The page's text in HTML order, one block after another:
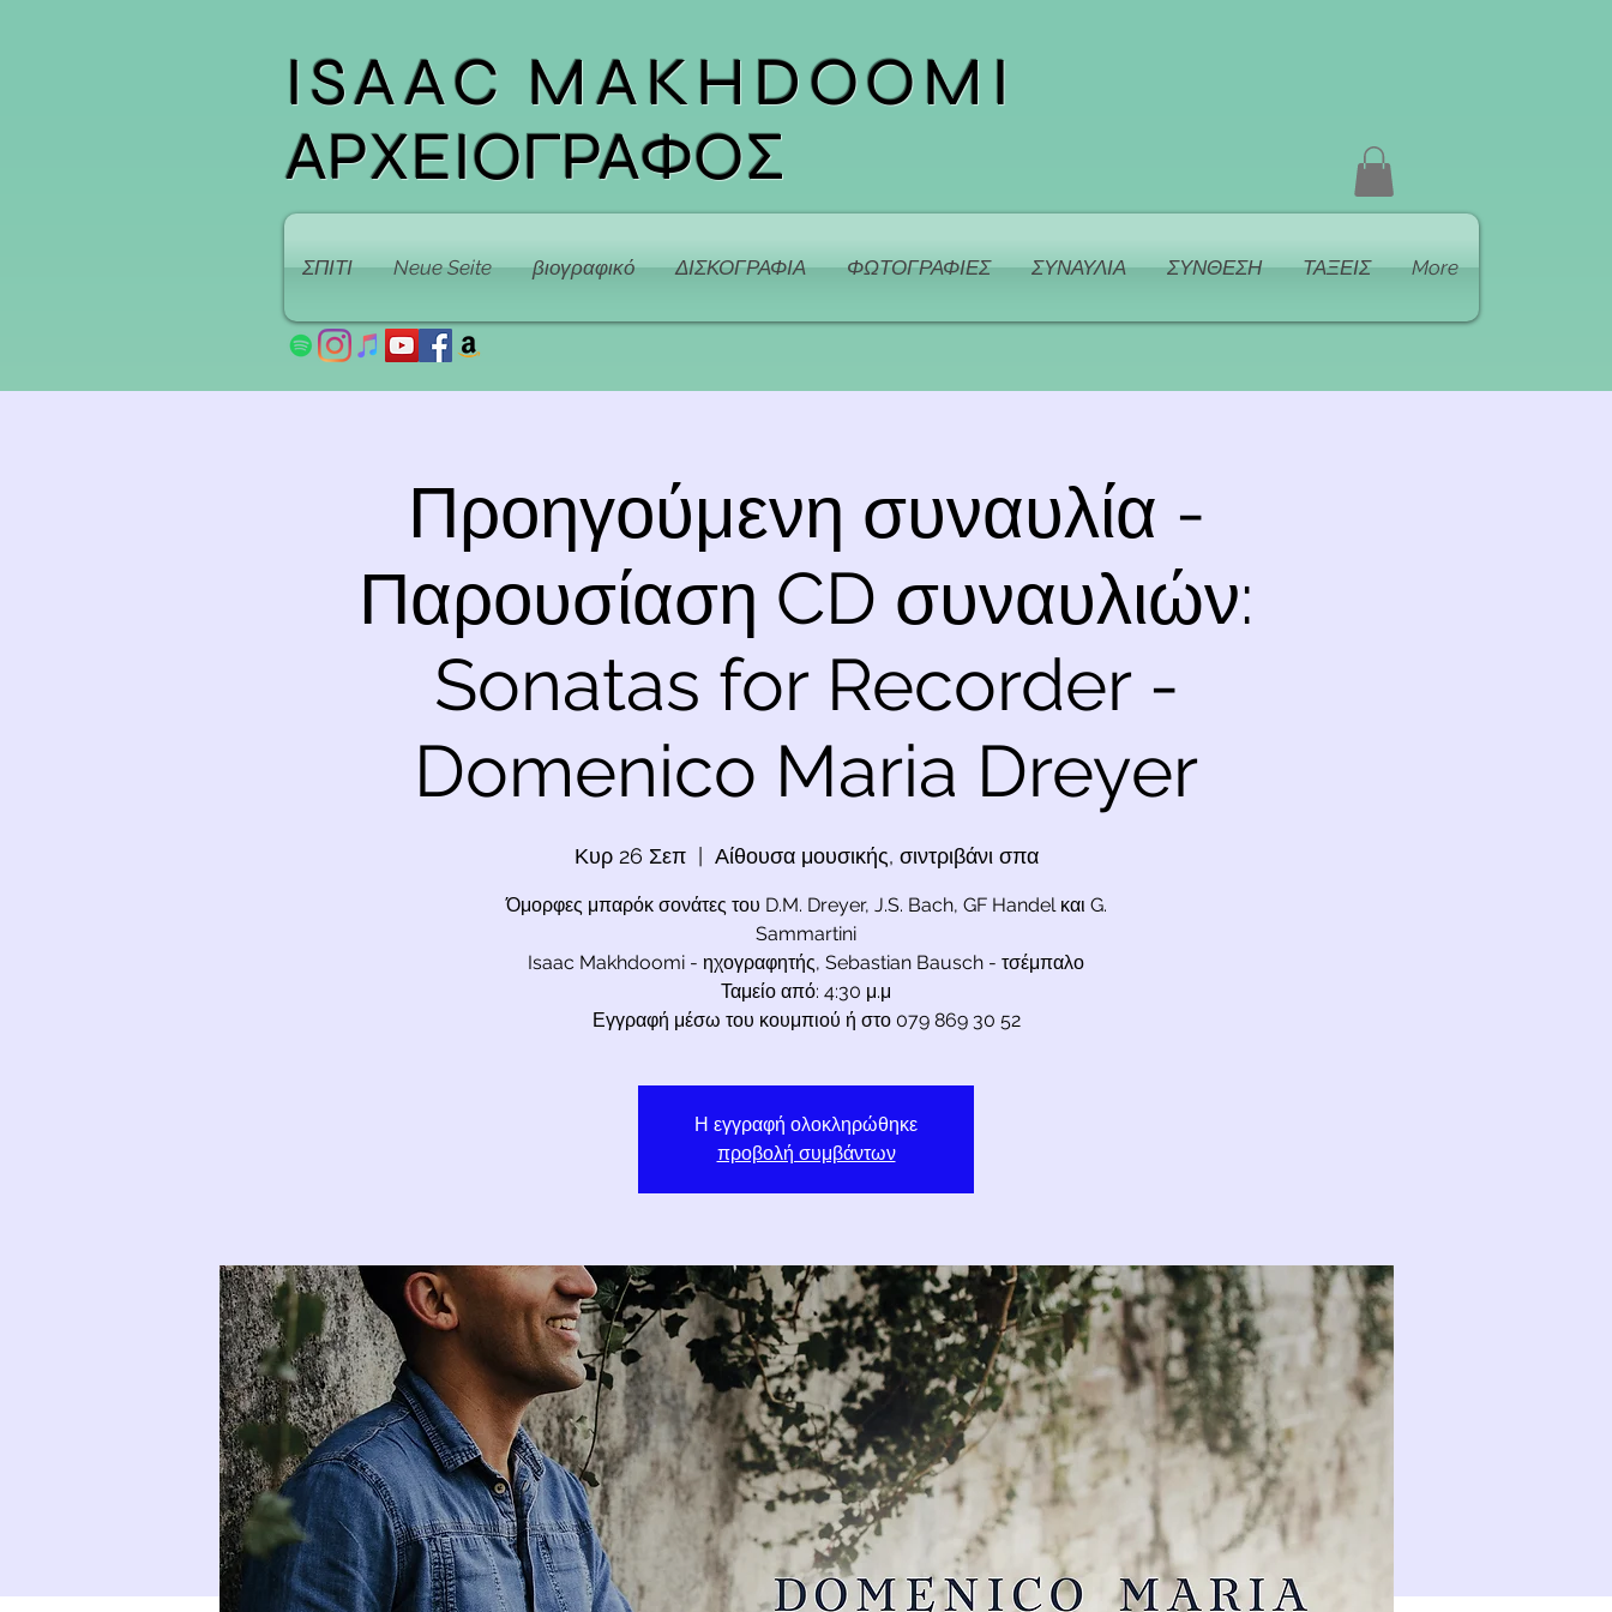
ISAAC MAKHDOOMI
ΑΡΧΕΙΟΓΡΑΦΟΣ
ΣΠΙΤΙ Neue Seite βιογραφικό ΔΙΣΚΟΓΡΑΦΙΑ ΦΩΤΟΓΡΑΦΙΕΣ ΣΥΝΑΥΛΙΑ ΣΥΝΘΕΣΗ ΤΑΞΕΙΣ More
Προηγούμενη συναυλία -
Παρουσίαση CD συναυλιών:
Sonatas for Recorder -
Domenico Maria Dreyer
Κυρ 26 Σεπ
  |
Αίθουσα μουσικής, σιντριβάνι σπα
Όμορφες μπαρόκ σονάτες του D.M. Dreyer, J.S. Bach, GF Handel και G.
Sammartini
Isaac Makhdoomi - ηχογραφητής, Sebastian Bausch - τσέμπαλο
Ταμείο από: 4:30 μ.μ
Εγγραφή μέσω του κουμπιού ή στο 079 869 30 52
Η εγγραφή ολοκληρώθηκε
προβολή συμβάντων